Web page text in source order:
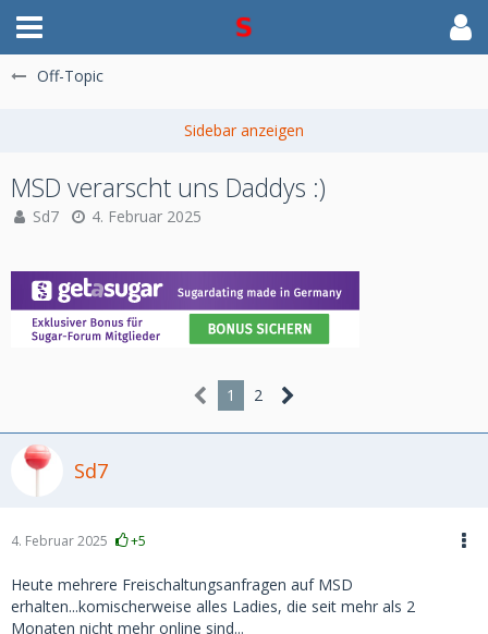
Off-Topic
MSD verarscht uns Daddys :)
Sd7 4. Februar 2025
1 2
Sd7
4. Februar 2025 +5
Heute mehrere Freischaltungsanfragen auf MSD
erhalten...komischerweise alles Ladies, die seit mehr als 2
Monaten nicht mehr online sind...